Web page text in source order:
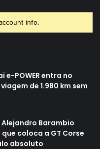
info.
e-POWER entra no
de 1.980 km sem
Barambio
coloca a GT Corse
absoluto